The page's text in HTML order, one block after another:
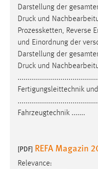
Darstellung der
Druck und
Prozessketten, Reverse
und Einordnung der
Darstellung der
Druck und
Fertigungsleittechnik
Fahrzeugtechnik .......
[PDF] REFA Magazin
Relevance: